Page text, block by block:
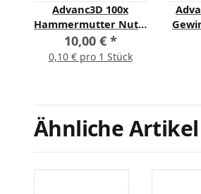
Advanc3D 100x
Hammermutter Nut 6
B-Typ M3 (EU20) z.B.
für Aluprofil
Nutenstein
10,00 € *
0,10 € pro 1 Stück
Ähnliche Artikel